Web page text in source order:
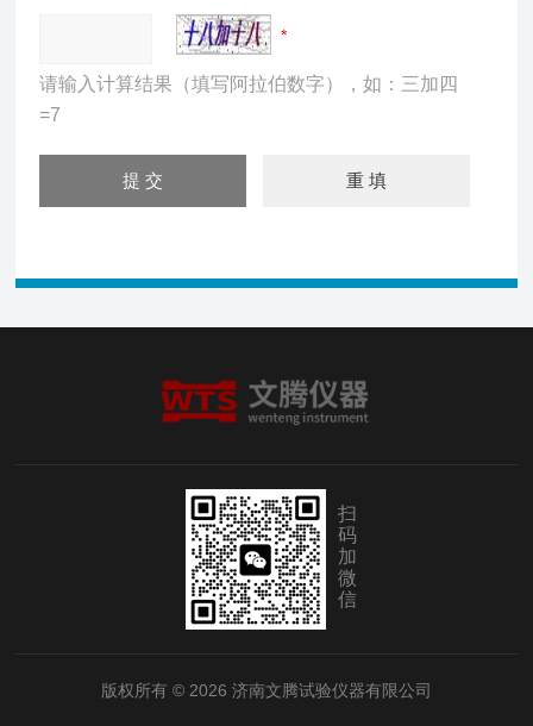
请输入计算结果（填写阿拉伯数字），如：三加四
=7
扫
码
加
微
信
版权所有 © 2026 济南文腾试验仪器有限公司